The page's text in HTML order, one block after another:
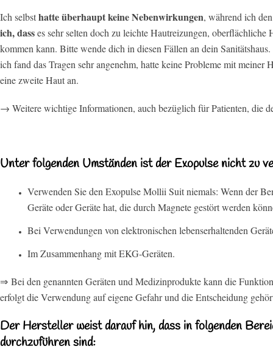
Ich selbsthatte überhaupt keine Nebenwirkungen, während ich
ich, dasses sehr selten doch zu leichte Hautreizungen,
kommen kann. Bitte wende dich in diesen Fällen an dein
ich fand das Tragen sehr angenehm, hatte keine Probleme mit
eine zweite Haut an.
→ Weitere wichtige Informationen, auch bezüglich für Patienten, die
Unter folgenden Umständen ist der Exopulse nicht zu
Verwenden Sie den Exopulse Mollii Suit niemals: Wenn der
Geräte oder Geräte hat, die durch Magnete gestört werden
Bei Verwendungen von elektronischen lebenserhaltenden
Im Zusammenhang mit EKG-Geräten.
⇒ Bei den genannten Geräten und Medizinprodukte kann die
erfolgt die Verwendung auf eigene Gefahr und die Entscheidung
Der Hersteller weist darauf hin, dass in folgenden
durchzuführen sind: